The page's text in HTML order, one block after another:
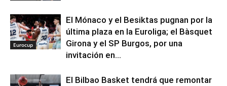
Eurocup
El Mónaco y el Besiktas pugnan por la
última plaza en la Euroliga; el Bàsquet
Girona y el SP Burgos, por una
invitación en...
El Bilbao Basket tendrá que remontar